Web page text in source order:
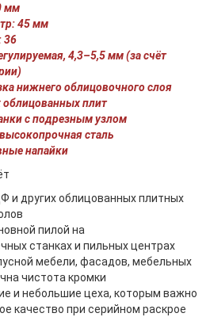
мм
45 мм
36
4,3–5,5 мм (за счёт
нижнего облицовочного слоя
плит
с подрезным узлом
сталь
напайки
и других облицованных плитных
пилой на
станках и пильных центрах
мебели, фасадов, мебельных
чистота кромки
и небольшие цеха, которым важно
качество при серийном раскрое